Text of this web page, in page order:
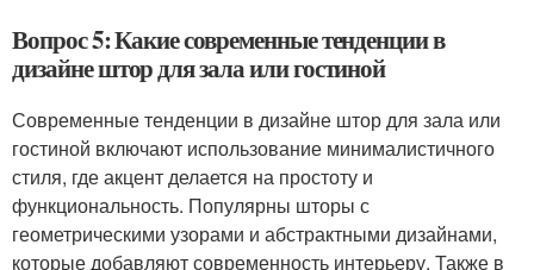
Вопрос 5: Какие современные тенденции в
дизайне штор для зала или гостиной
Современные тенденции в дизайне штор для зала или
гостиной включают использование минималистичного
стиля, где акцент делается на простоту и
функциональность. Популярны шторы с
геометрическими узорами и абстрактными дизайнами,
которые добавляют современность интерьеру. Также в